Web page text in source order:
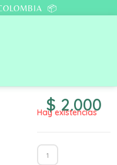
📦
$ 2.000
Hay existencias